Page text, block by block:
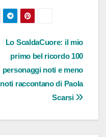
Lo ScaldaCuore: il mio
primo bel ricordo 100
personaggi noti e meno
noti raccontano di Paola
Scarsi